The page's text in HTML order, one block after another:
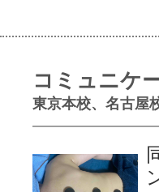
コミュニケ
東京本校、名古屋